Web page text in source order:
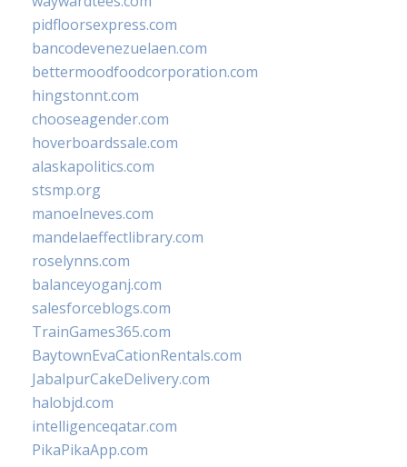
pidfloorsexpress.com
bancodevenezuelaen.com
bettermoodfoodcorporation.com
hingstonnt.com
chooseagender.com
hoverboardssale.com
alaskapolitics.com
stsmp.org
manoelneves.com
mandelaeffectlibrary.com
roselynns.com
balanceyoganj.com
salesforceblogs.com
TrainGames365.com
BaytownEvaCationRentals.com
JabalpurCakeDelivery.com
halobjd.com
intelligenceqatar.com
PikaPikaApp.com